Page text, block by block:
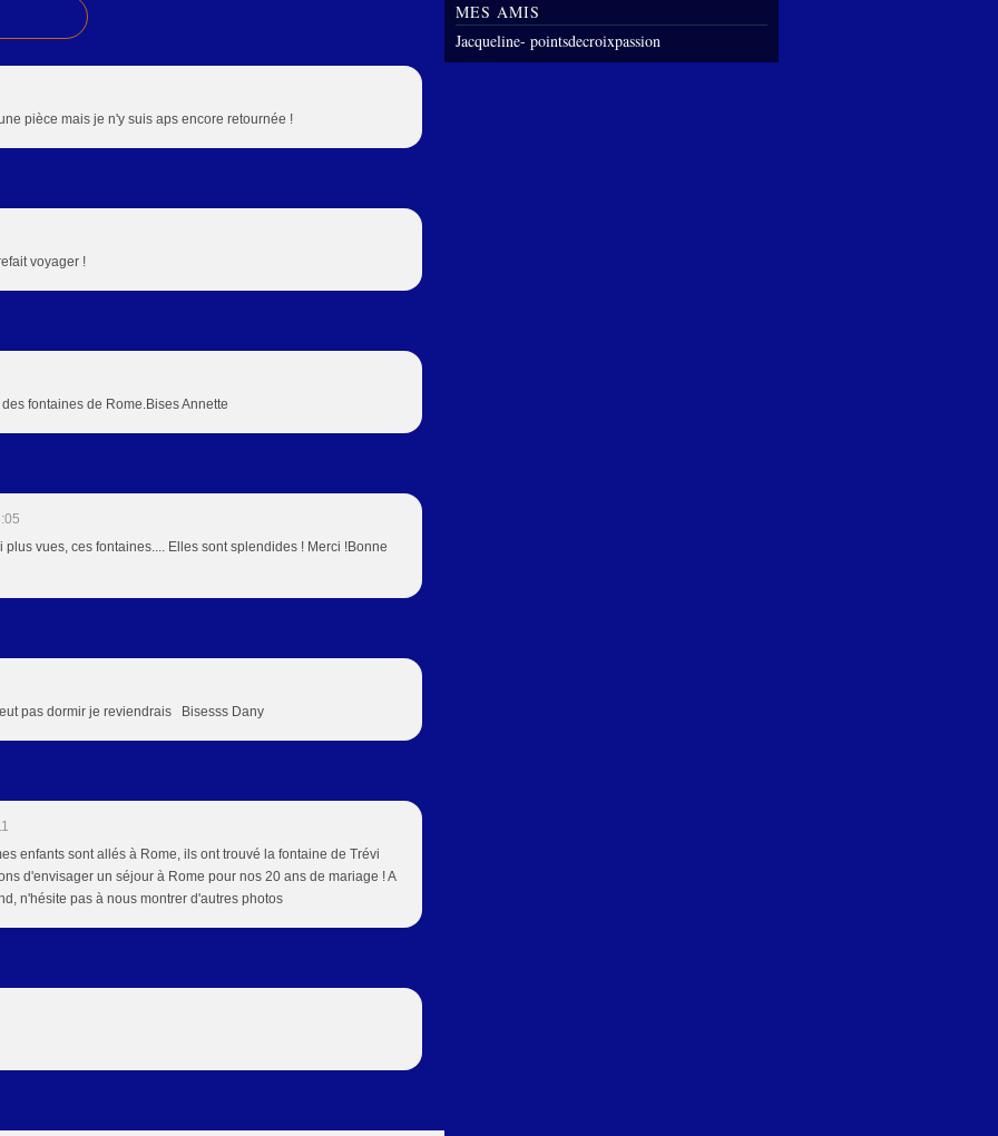
pièce mais je n'y suis aps encore retournée !
voyager !
fontaines de Rome.Bises Annette
vues, ces fontaines.... Elles sont splendides ! Merci !Bonne
pas dormir je reviendrais Bisesss Dany
enfants sont allés à Rome, ils ont trouvé la fontaine de Trévi
d'envisager un séjour à Rome pour nos 20 ans de mariage ! A
n'hésite pas à nous montrer d'autres photos
MES AMIS
Jacqueline- pointsdecroixpassion